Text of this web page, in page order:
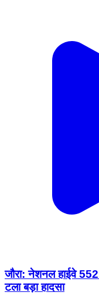
जौरा: नेशनल हाईवे
टला बड़ा हादसा